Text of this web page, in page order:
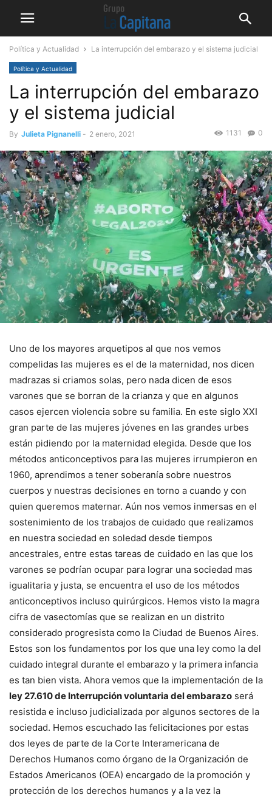
Política y Actualidad La interrupción del embarazo y el sistema judicial
Política y Actualidad
La interrupción del embarazo
y el sistema judicial
By Julieta Pignanelli - 2 enero, 2021 0
1131
Uno de los mayores arquetipos al que nos vemos
compelidas las mujeres es el de la maternidad, nos dicen
madrazas si criamos solas, pero nada dicen de esos
varones que se borran de la crianza y que en algunos
casos ejercen violencia sobre su familia. En este siglo XXI
gran parte de las mujeres jóvenes en las grandes urbes
están pidiendo por la maternidad elegida. Desde que los
métodos anticonceptivos para las mujeres irrumpieron en
1960, aprendimos a tener soberanía sobre nuestros
cuerpos y nuestras decisiones en torno a cuando y con
quien queremos maternar. Aún nos vemos inmersas en el
sostenimiento de los trabajos de cuidado que realizamos
en nuestra sociedad en soledad desde tiempos
ancestrales, entre estas tareas de cuidado en las que los
varones se podrían ocupar para lograr una sociedad mas
igualitaria y justa, se encuentra el uso de los métodos
anticonceptivos incluso quirúrgicos. Hemos visto la magra
cifra de vasectomías que se realizan en un distrito
considerado progresista como la Ciudad de Buenos Aires.
Estos son los fundamentos por los que una ley como la del
cuidado integral durante el embarazo y la primera infancia
es tan bien vista. Ahora vemos que la implementación de la
ley 27.610 de Interrupción voluntaria del embarazo será
resistida e incluso judicializada por algunos sectores de la
sociedad. Hemos escuchado las felicitaciones por estas
dos leyes de parte de la Corte Interamericana de
Derechos Humanos como órgano de la Organización de
Estados Americanos (OEA) encargado de la promoción y
protección de los derechos humanos y a la vez la